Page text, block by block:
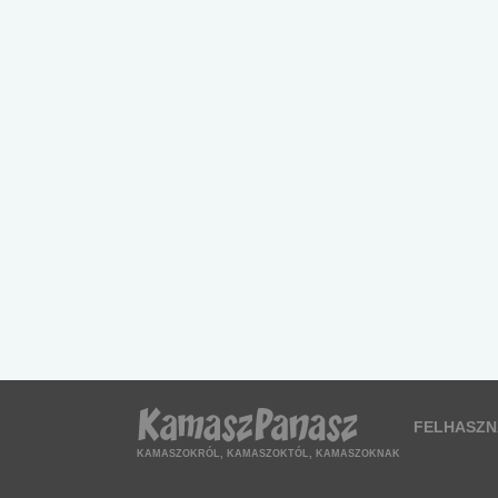
KAMASZOKRÓL, KAMASZOKTÓL, KAMASZOKNAK